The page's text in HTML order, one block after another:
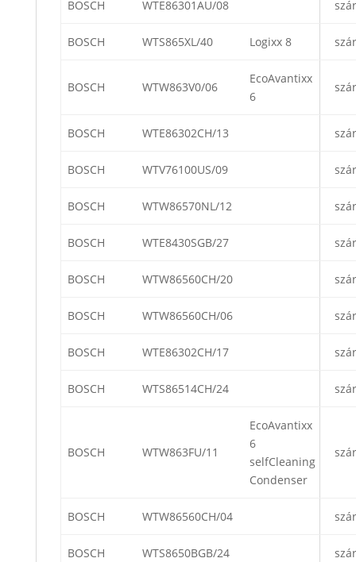
BOSCH WTE86301AU/08
BOSCH WTS865XL/40 Logixx 8
BOSCH WTW863V0/06
EcoAvantixx
6
BOSCH WTE86302CH/13
BOSCH WTV76100US/09
BOSCH WTW86570NL/12
BOSCH WTE8430SGB/27
BOSCH WTW86560CH/20
BOSCH WTW86560CH/06
BOSCH WTE86302CH/17
BOSCH WTS86514CH/24
BOSCH WTW863FU/11
EcoAvantixx
6
selfCleaning
Condenser
BOSCH WTW86560CH/04
BOSCH WTS8650BGB/24